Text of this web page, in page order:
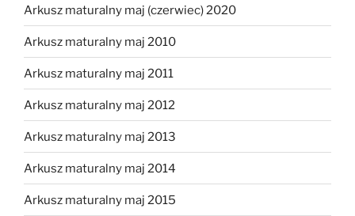
Arkusz maturalny maj (czerwiec) 2020
Arkusz maturalny maj 2010
Arkusz maturalny maj 2011
Arkusz maturalny maj 2012
Arkusz maturalny maj 2013
Arkusz maturalny maj 2014
Arkusz maturalny maj 2015